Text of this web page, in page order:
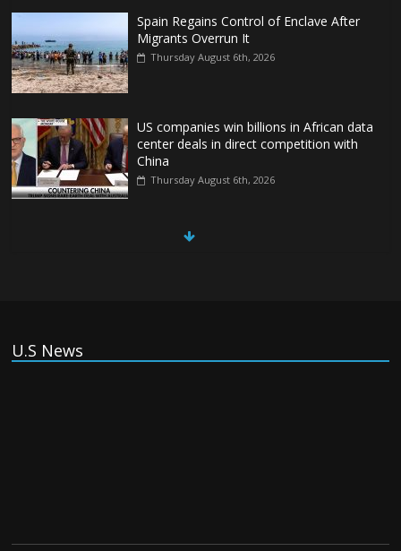
Spain Regains Control of Enclave After
Migrants Overrun It
Thursday August 6th, 2026
US companies win billions in African data
center deals in direct competition with
China
Thursday August 6th, 2026
China, Russia, Iran and North Korea
U.S News